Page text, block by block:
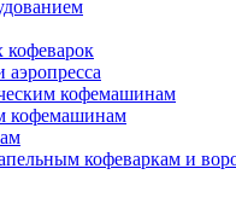
кофемашинам
кофемашинам
кофеваркам и